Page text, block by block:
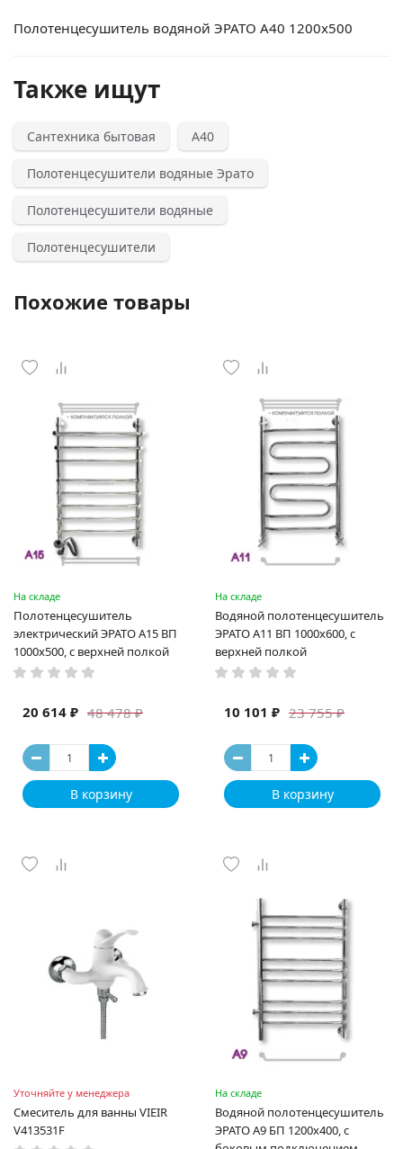
Полотенцесушитель водяной ЭРАТО А40 1200x500
Также ищут
Сантехника бытовая А40
Полотенцесушители водяные Эрато
Полотенцесушители водяные
Полотенцесушители
Похожие товары
На складе
Полотенцесушитель
электрический ЭРАТО А15 ВП
1000x500, с верхней полкой
48 478 ₽
20 614 ₽
В корзину
На складе
Водяной полотенцесушитель
ЭРАТО А11 ВП 1000x600, с
верхней полкой
23 755 ₽
10 101 ₽
В корзину
Уточняйте у менеджера
Смеситель для ванны VIEIR
V413531F
На складе
Водяной полотенцесушитель
ЭРАТО А9 БП 1200x400, с